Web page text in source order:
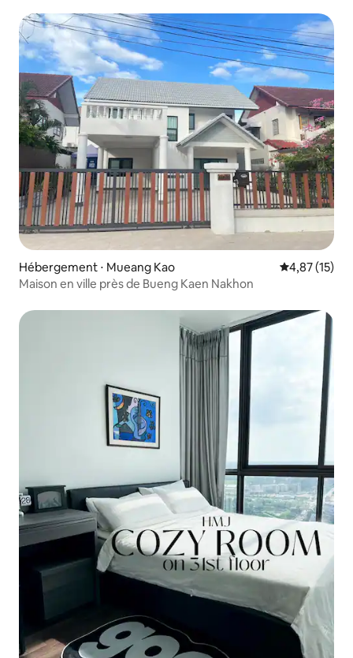
Hébergement ⋅ Mueang Kao Évaluation
4,87 (15)
Maison en ville près de Bueng Kaen Nakhon